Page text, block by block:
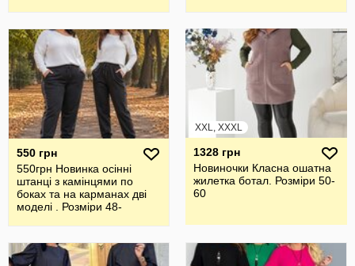
550 грн
550грн Новинка осінні
штанці з камінцями по
боках та на карманах дві
моделі . Розміри 48-
XXL, XXXL
1328 грн
Новиночки Класна ошатна
жилетка ботал. Розміри 50-
60